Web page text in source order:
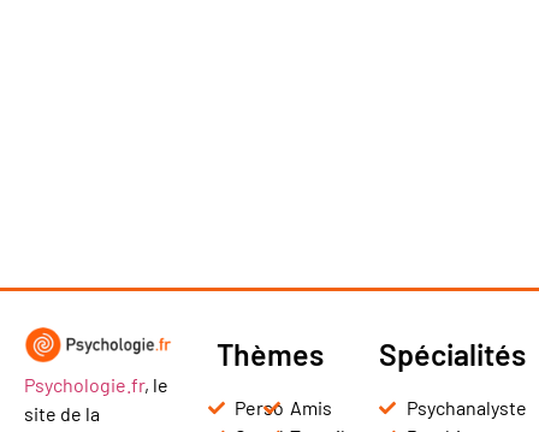
Psychologie.fr, le
site de la
Thèmes
Perso Amis
Spécialités
Psychanalyste